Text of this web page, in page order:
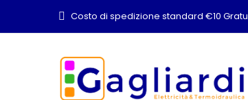
Costo di spedizione standard €10